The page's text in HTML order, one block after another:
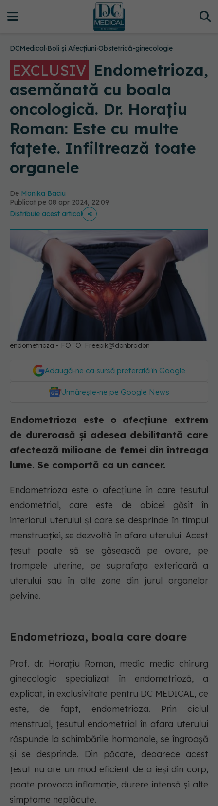
DCMedical›Boli și Afecțiuni›Obstetrică-ginecologie
EXCLUSIV Endometrioza,
asemănată cu boala
oncologică. Dr. Horațiu
Roman: Este cu multe
fațete. Infiltrează toate
organele
De Monika Baciu
Publicat pe 08 apr 2024, 22:09
Distribuie acest articol
endometrioza - FOTO: Freepik@donbradon
Adaugă-ne ca sursă preferată în Google
Urmărește-ne pe Google News
Endometrioza este o afecțiune extrem
de dureroasă și adesea debilitantă care
afectează milioane de femei din întreaga
lume. Se comportă ca un cancer.
Endometrioza este o afecțiune în care țesutul
endometrial, care este de obicei găsit în
interiorul uterului și care se desprinde în timpul
menstruației, se dezvoltă în afara uterului. Acest
țesut poate să se găsească pe ovare, pe
trompele uterine, pe suprafața exterioară a
uterului sau în alte zone din jurul organelor
pelvine.
Endometrioza, boala care doare
Prof. dr. Horațiu Roman, medic medic chirurg
ginecologic specializat în endometrioză, a
explicat, în exclusivitate pentru DC MEDICAL, ce
este, de fapt, endometrioza. Prin ciclul
menstrual, țesutul endometrial în afara uterului
răspunde la schimbările hormonale, se îngroașă
și se desprinde. Din păcate, deoarece acest
țesut nu are un mod eficient de a ieși din corp,
poate provoca inflamație, durere intensă și alte
simptome neplăcute.